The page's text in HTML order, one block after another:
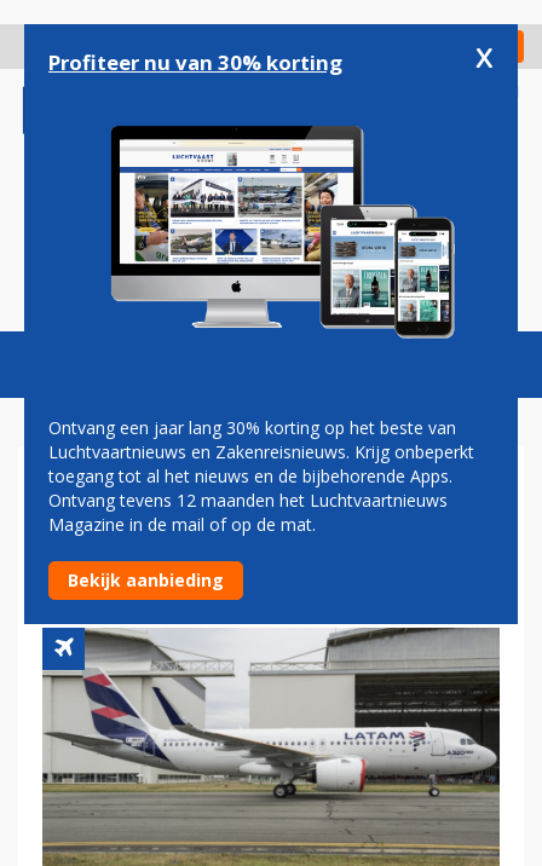
gaan
Check in
Magazine Podcasts Vacatures
LATAM STAPT UIT
LUCHTVAARTALLIANTIE
ONEWORLD
Profiteer nu van 30% korting x
Ontvang een jaar lang 30% korting op het beste van
Luchtvaartnieuws en Zakenreisnieuws. Krijg onbeperkt
toegang tot al het nieuws en de bijbehorende Apps.
Ontvang tevens 12 maanden het Luchtvaartnieuws
Magazine in de mail of op de mat.
Bekijk aanbieding